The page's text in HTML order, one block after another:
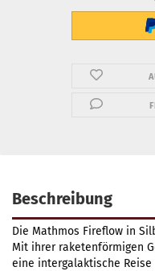
Beschreibung
Die Mathmos Fireflow in
Mit ihrer raketenförmigen
eine intergalaktische